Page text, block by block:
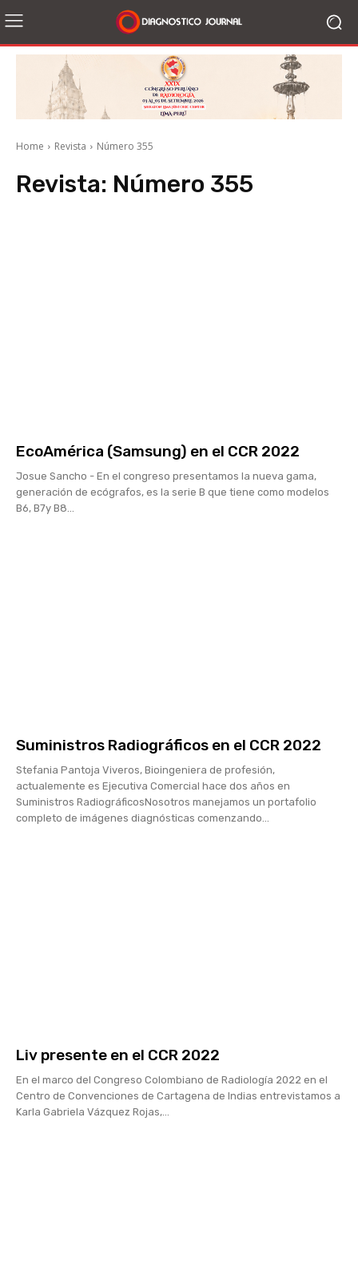
Home Revista Número 355
Revista: Número 355
EcoAmérica (Samsung) en el CCR 2022
Josue Sancho - En el congreso presentamos la nueva gama,
generación de ecógrafos, es la serie B que tiene como modelos
B6, B7y B8...
Suministros Radiográficos en el CCR 2022
Stefania Pantoja Viveros, Bioingeniera de profesión,
actualemente es Ejecutiva Comercial hace dos años en
Suministros RadiográficosNosotros manejamos un portafolio
completo de imágenes diagnósticas comenzando...
Liv presente en el CCR 2022
En el marco del Congreso Colombiano de Radiología 2022 en el
Centro de Convenciones de Cartagena de Indias entrevistamos a
Karla Gabriela Vázquez Rojas,...